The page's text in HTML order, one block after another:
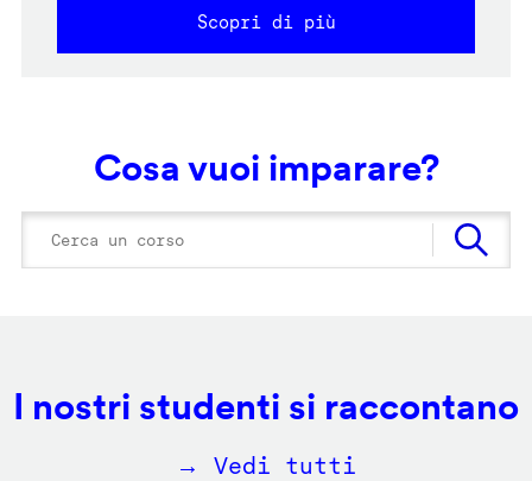
Scopri di più
Cosa vuoi imparare?
I nostri studenti si raccontano
→ Vedi tutti